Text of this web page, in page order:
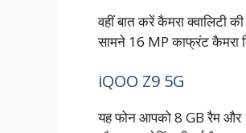
वहीं बात करें कैमरा क्वालिटी
सामने 16 MP काफ्रंट कैमरा
iQOO Z9 5G
यह फोन आपको 8 GB रैम और